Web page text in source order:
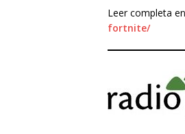
Leer completa en
fortnite/